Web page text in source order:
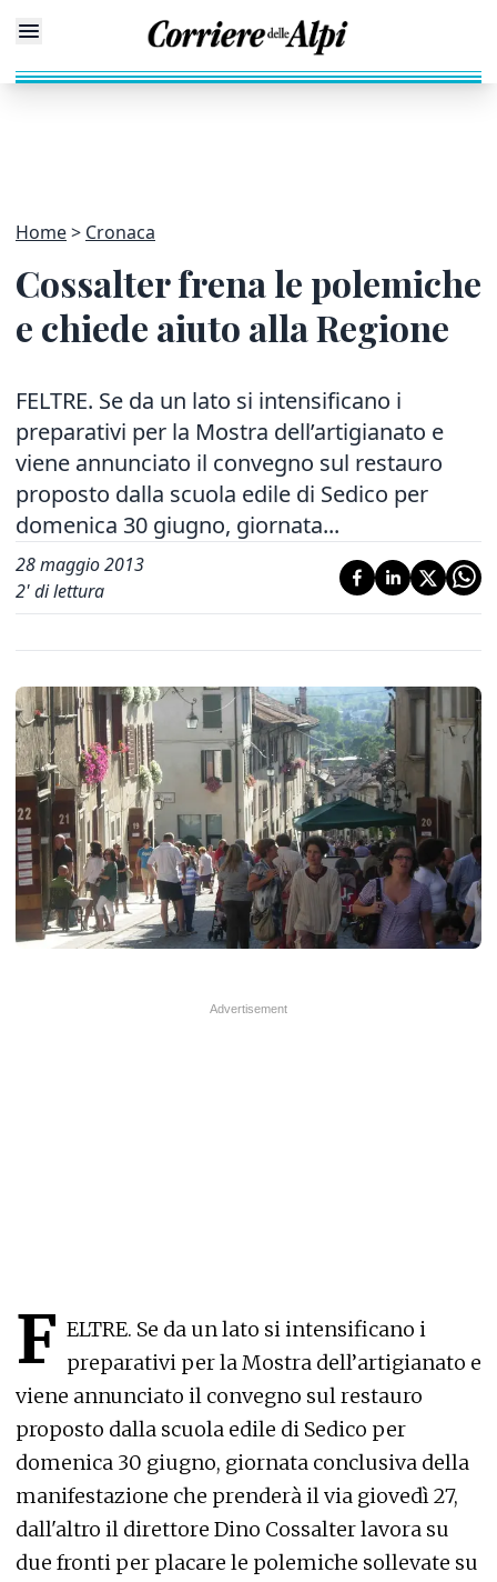
Home Cronaca
Cossalter frena le polemiche
e chiede aiuto alla Regione
FELTRE. Se da un lato si intensificano i
preparativi per la Mostra dell’artigianato e
viene annunciato il convegno sul restauro
proposto dalla scuola edile di Sedico per
domenica 30 giugno, giornata...
28 maggio 2013
2' di lettura
F ELTRE. Se da un lato si intensificano i
preparativi per la Mostra dell’artigianato e
viene annunciato il convegno sul restauro
proposto dalla scuola edile di Sedico per
domenica 30 giugno, giornata conclusiva della
manifestazione che prenderà il via giovedì 27,
dall'altro il direttore Dino Cossalter lavora su
due fronti per placare le polemiche sollevate su